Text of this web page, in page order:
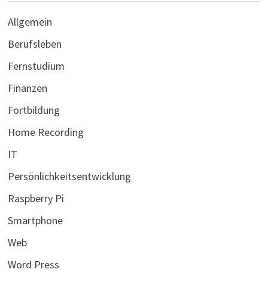
Allgemein
Berufsleben
Fernstudium
Finanzen
Fortbildung
Home Recording
IT
Persönlichkeitsentwicklung
Raspberry Pi
Smartphone
Web
Word Press